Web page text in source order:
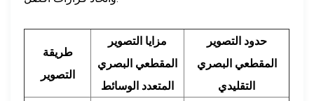
طريقة
التصوير
مزايا التصوير
المقطعي البصري
المتعدد الوسائط
حدود التصوير
المقطعي البصري
التقليدي